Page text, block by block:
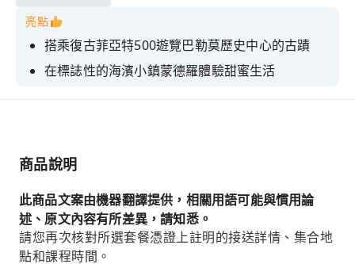
亮點
搭乘復古菲亞特500遊覽巴勒莫歷史中心的古蹟
在標誌性的海濱小鎮蒙德羅體驗甜蜜生活
駕車以自己的節奏穿越蒙雷阿萊風景如畫的街道。
駕車穿梭於巴勒莫風景如畫的道路，這些道路大型
商品說明
此商品文案由機器翻譯提供，相關用語可能與慣用論
述、原文內容有所差異，請知悉。
請您再次核對所選套餐憑證上註明的接送詳情、集合地
點和課程時間。